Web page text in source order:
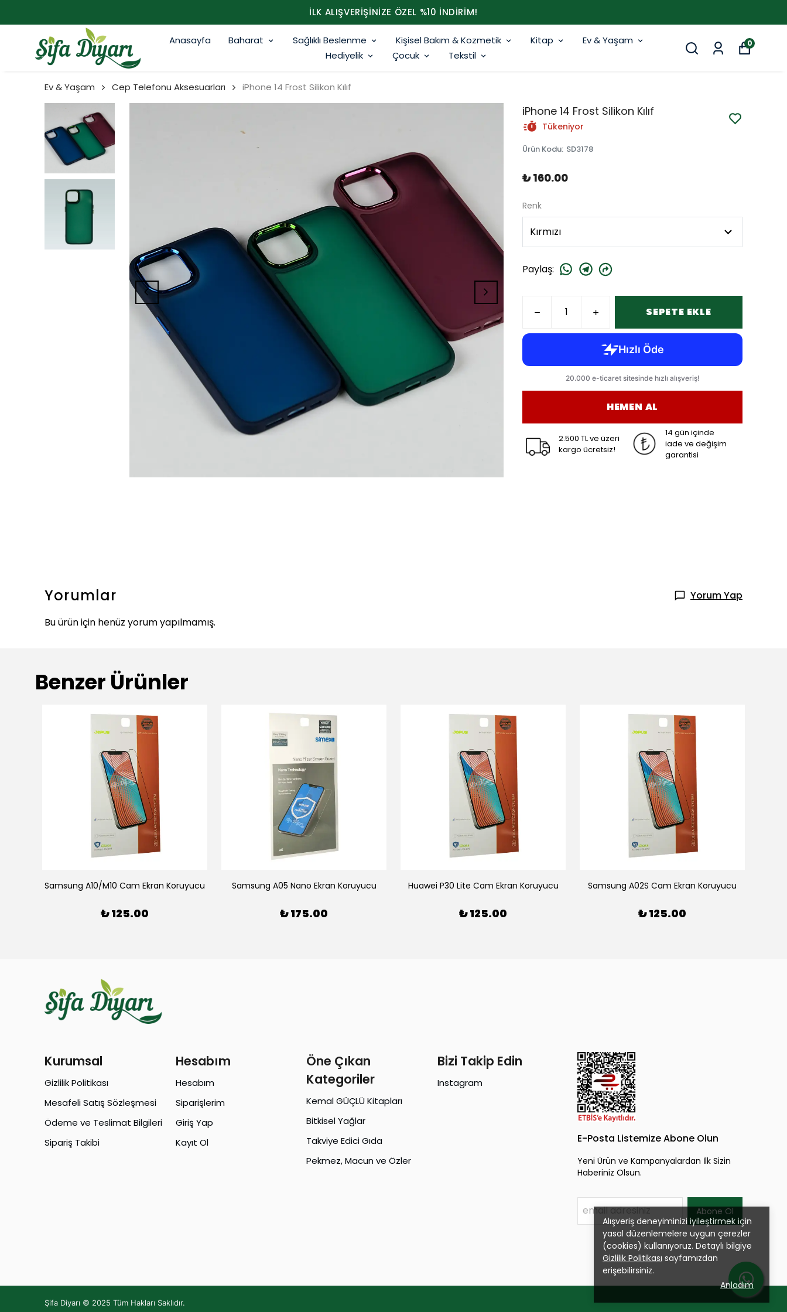
İLK ALIŞVERİŞİNİZE ÖZEL %10 İNDİRİM!
Anasayfa Baharat Sağlıklı Beslenme Kişisel Bakım & Kozmetik Kitap
Ev & Yaşam
Hediyelik
Çocuk Tekstil
0
Alışveriş deneyiminizi iyileştirmek için
yasal düzenlemelere uygun çerezler
(cookies) kullanıyoruz. Detaylı bilgiye
Gizlilik Politikası sayfamızdan
erişebilirsiniz.
Anladım
Ev & Yaşam Cep Telefonu Aksesuarları iPhone 14 Frost Silikon Kılıf
iPhone 14 Frost Silikon Kılıf
Tükeniyor
Ürün Kodu: SD3178
₺ 160.00
Renk
Paylaş:
SEPETE EKLE
HEMEN AL
2.500 TL ve üzeri
kargo ücretsiz!
14 gün içinde
iade ve değişim
garantisi
Yorumlar
Yorum Yap
Bu ürün için henüz yorum yapılmamış.
Benzer Ürünler
Samsung A10/M10 Cam Ekran Koruyucu
₺ 125.00
Samsung A05 Nano Ekran Koruyucu
₺ 175.00
Huawei P30 Lite Cam Ekran Koruyucu
₺ 125.00
Samsung A02S Cam Ekran Koruyucu
₺ 125.00
Kurumsal
Gizlilik Politikası
Mesafeli Satış Sözleşmesi
Ödeme ve Teslimat Bilgileri
Sipariş Takibi
Hesabım
Hesabım
Siparişlerim
Giriş Yap
Kayıt Ol
Öne Çıkan
Kategoriler
Kemal GÜÇLÜ Kitapları
Bitkisel Yağlar
Takviye Edici Gıda
Pekmez, Macun ve Özler
Bizi Takip Edin
Instagram
E-Posta Listemize Abone Olun
Yeni Ürün ve Kampanyalardan İlk Sizin
Haberiniz Olsun.
Abone Ol
Şifa Diyarı © 2025 Tüm Hakları Saklıdır.